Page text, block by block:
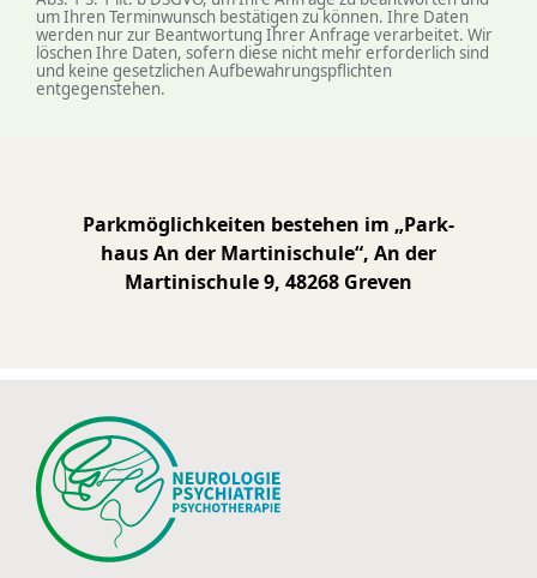
um Ihren Terminwunsch bestätigen zu können. Ihre Daten
werden nur zur Beantwortung Ihrer Anfrage verarbeitet. Wir
löschen Ihre Daten, sofern diese nicht mehr erforderlich sind
und keine gesetzlichen Auf­be­wahrungs­pflichten
entgegenstehen.
Park­möglich­keiten bestehen im „Park­
haus An der Martini­schule“, An der
Martini­schule 9, 48268 Greven